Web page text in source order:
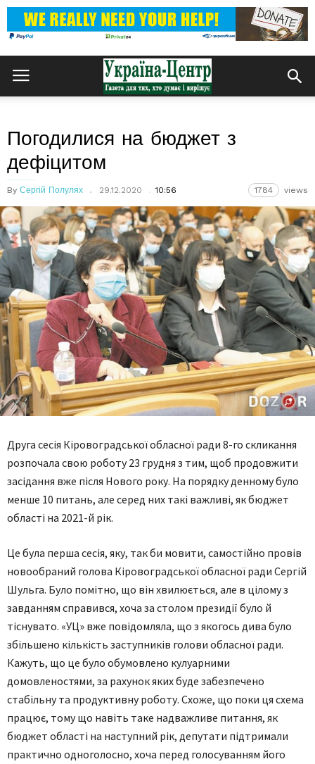
Погодилися на бюджет з
дефіцитом
By Сергій Полулях 29.12.2020 10:56 1784 views
Друга сесія Кіровоградської обласної ради 8-го скликання
розпочала свою роботу 23 грудня з тим, щоб продовжити
засідання вже після Нового року. На порядку денному було
менше 10 питань, але серед них такі важливі, як бюджет
області на 2021-й рік.
Це була перша сесія, яку, так би мовити, самостійно провів
новообраний голова Кіровоградської обласної ради Сергій
Шульга. Було помітно, що він хвилюється, але в цілому з
завданням справився, хоча за столом президії було й
тіснувато. «УЦ» вже повідомляла, що з якогось дива було
збільшено кількість заступників голови обласної ради.
Кажуть, що це було обумовлено кулуарними
домовленостями, за рахунок яких буде забезпечено
стабільну та продуктивну роботу. Схоже, що поки ця схема
працює, тому що навіть таке надважливе питання, як
бюджет області на наступний рік, депутати підтримали
практично одноголосно, хоча перед голосуванням його